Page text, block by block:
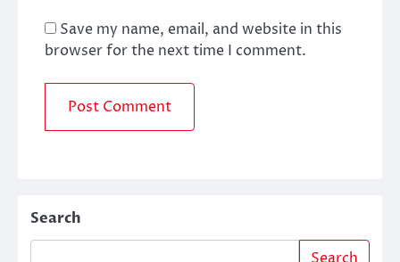
Save my name, email, and website in this
browser for the next time I comment.
Search